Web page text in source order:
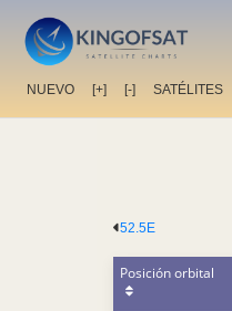
NUEVO [+] [-] SATÉLITES
52.5E
Posición orbital